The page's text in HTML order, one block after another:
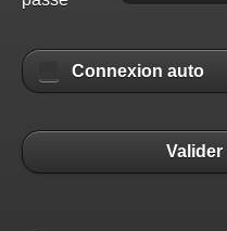
Connexion auto
Valider